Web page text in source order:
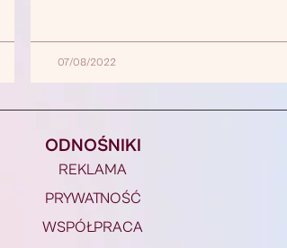
07/08/2022
ODNOŚNIKI
REKLAMA
PRYWATNOŚĆ
WSPÓŁPRACA